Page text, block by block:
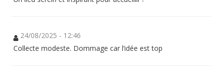
24/08/2025 - 12:46
Collecte modeste. Dommage car l’idée est top